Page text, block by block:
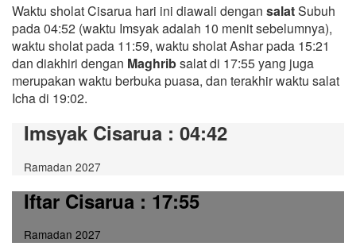
Waktu sholat Cisarua hari ini diawali dengan salatSubuh
pada 04:52 (waktu Imsyak adalah 10 menit sebelumnya),
waktu sholat pada 11:59, waktu sholat Ashar pada 15:21
dan diakhiri dengan Maghribsalat di 17:55 yang juga
merupakan waktu berbuka puasa, dan terakhir waktu salat
Icha di 19:02.
Imsyak Cisarua : 04:42
Ramadan 2027
Iftar Cisarua: 17:55
Ramadan 2027